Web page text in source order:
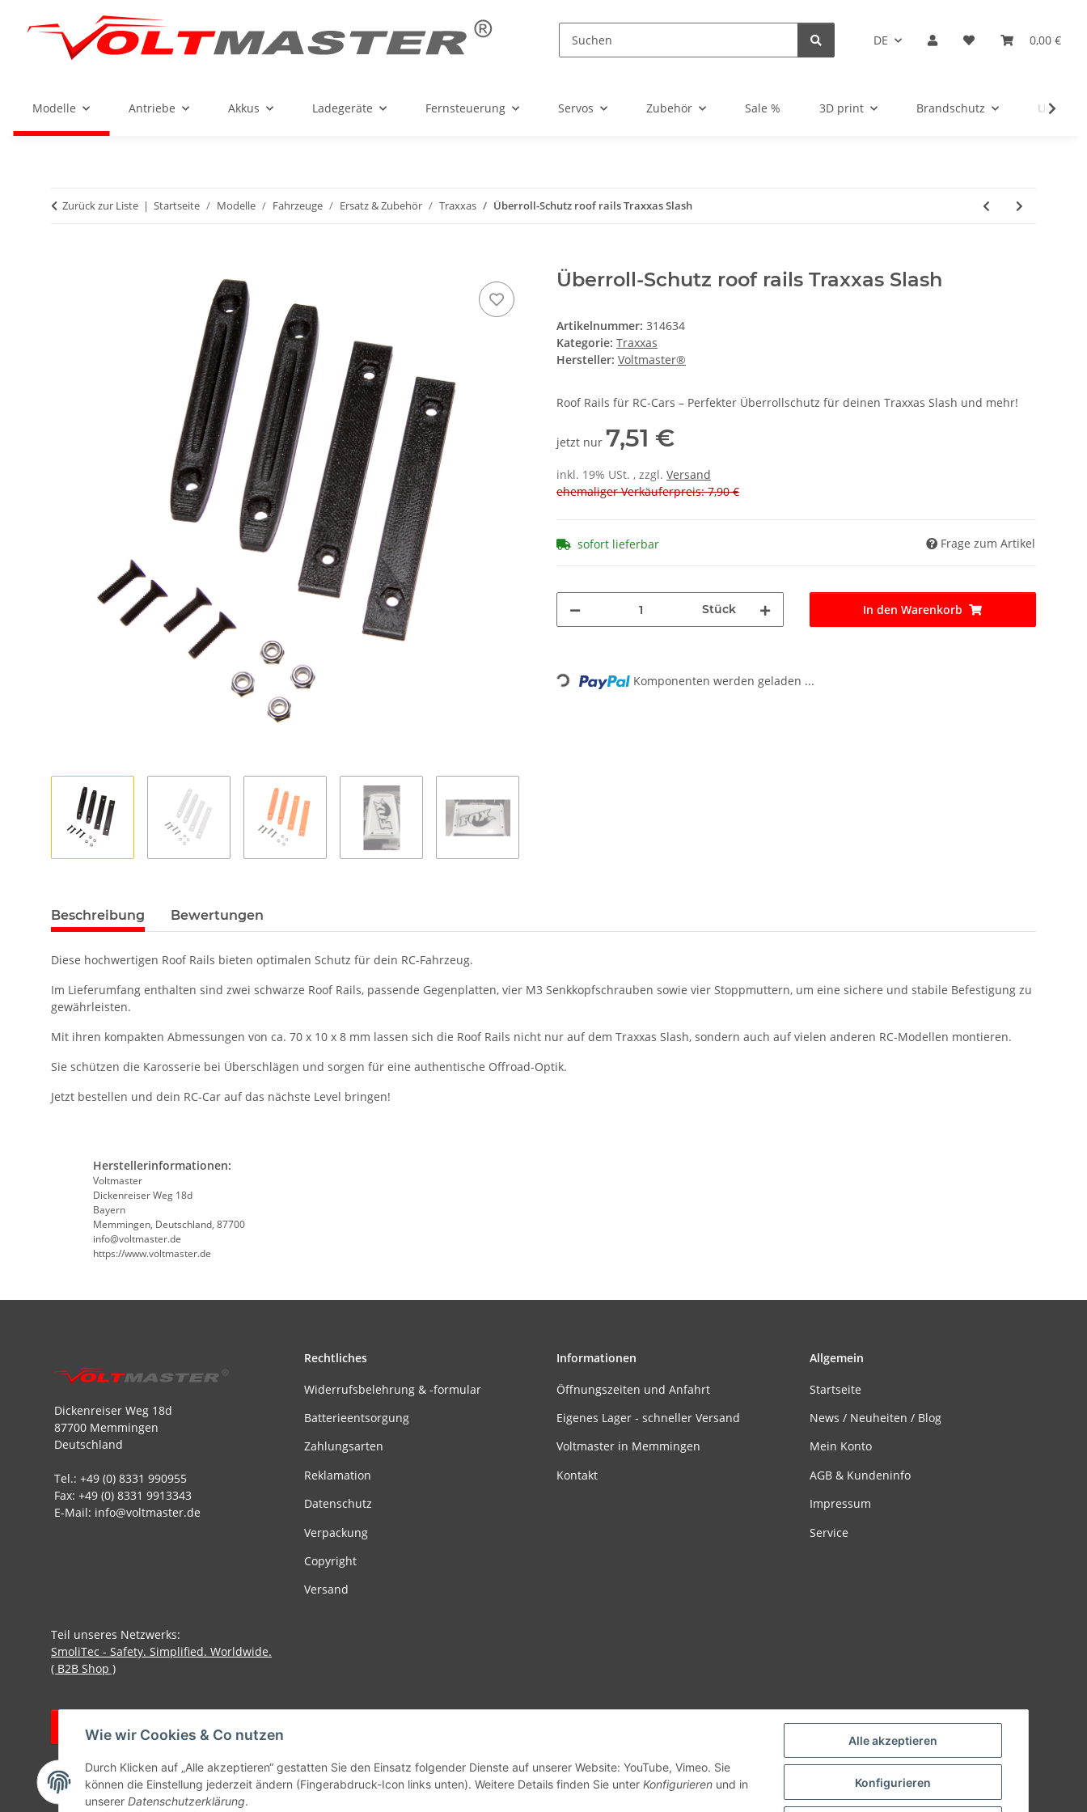
Alle akzeptieren
Konfigurieren
Wie wir Cookies & Co nutzen
Durch Klicken auf „Alle akzeptieren“ gestatten Sie den Einsatz folgender Dienste auf unserer Website: YouTube, Vimeo. Sie
können die Einstellung jederzeit ändern (Fingerabdruck-Icon links unten). Weitere Details finden Sie unter Konfigurieren und in
unserer Datenschutzerklärung.
DE 0,00 €
Modelle Antriebe Akkus Ladegeräte Fernsteuerung Servos Zubehör Sale % 3D print Brandschutz
Zurück zur Liste Startseite Modelle Fahrzeuge Ersatz & Zubehör Traxxas Überroll-Schutz roof rails Traxxas Slash
Überroll-Schutz roof rails Traxxas Slash
Artikelnummer: 314634
Kategorie: Traxxas
Hersteller: Voltmaster®
Roof Rails für RC-Cars – Perfekter Überrollschutz für deinen Traxxas Slash und mehr!
jetzt nur 7,51 €
inkl. 19% USt. , zzgl. Versand
ehemaliger Verkäuferpreis: 7,90 €
sofort lieferbar Frage zum Artikel
Stück In den Warenkorb
Loading... Komponenten werden geladen ...
Beschreibung Bewertungen
Diese hochwertigen Roof Rails bieten optimalen Schutz für dein RC-Fahrzeug.
Im Lieferumfang enthalten sind zwei schwarze Roof Rails, passende Gegenplatten, vier M3 Senkkopfschrauben sowie vier Stoppmuttern, um eine sichere und stabile Befestigung zu
gewährleisten.
Mit ihren kompakten Abmessungen von ca. 70 x 10 x 8 mm lassen sich die Roof Rails nicht nur auf dem Traxxas Slash, sondern auch auf vielen anderen RC-Modellen montieren.
Sie schützen die Karosserie bei Überschlägen und sorgen für eine authentische Offroad-Optik.
Jetzt bestellen und dein RC-Car auf das nächste Level bringen!
Herstellerinformationen:
Voltmaster
Dickenreiser Weg 18d
Bayern
Memmingen, Deutschland, 87700
info@voltmaster.de
https://www.voltmaster.de
Dickenreiser Weg 18d
87700 Memmingen
Deutschland
Tel.: +49 (0) 8331 990955
Fax: +49 (0) 8331 9913343
E-Mail: info@voltmaster.de
Rechtliches
Widerrufsbelehrung & -formular
Batterieentsorgung
Zahlungsarten
Reklamation
Datenschutz
Verpackung
Copyright
Versand
Informationen
Öffnungszeiten und Anfahrt
Eigenes Lager - schneller Versand
Voltmaster in Memmingen
Kontakt
Allgemein
Startseite
News / Neuheiten / Blog
Mein Konto
AGB & Kundeninfo
Impressum
Service
Teil unseres Netzwerks:
SmoliTec - Safety. Simplified. Worldwide.
( B2B Shop )
Vertrag widerrufen